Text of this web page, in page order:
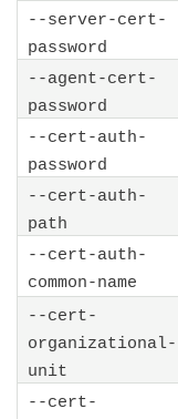
--server-cert-
password
--agent-cert-
password
--cert-auth-
password
--cert-auth-
path
--cert-auth-
common-name
--cert-
organizational-
unit
--cert-